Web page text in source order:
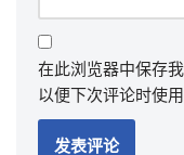
在此浏览器中保存
以便下次评论时使用